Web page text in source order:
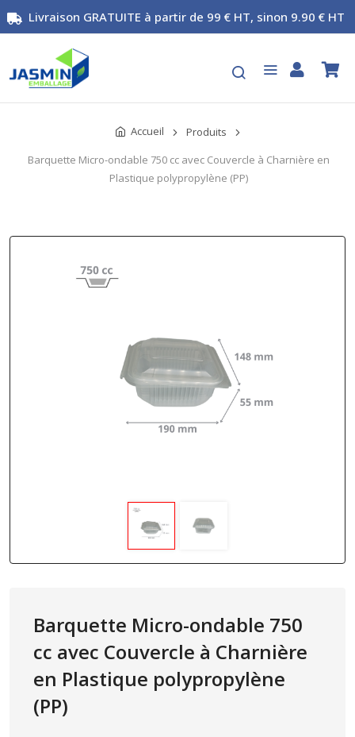
Livraison GRATUITE à partir de 99 € HT, sinon 9.90 € HT
Accueil
Produits
Barquette Micro-ondable 750 cc avec Couvercle à Charnière en
Plastique polypropylène (PP)
Barquette Micro-ondable 750
cc avec Couvercle à Charnière
en Plastique polypropylène
(PP)